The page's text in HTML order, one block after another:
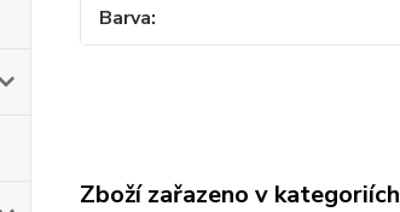
Barva
Zboží zařazeno v kategoriích